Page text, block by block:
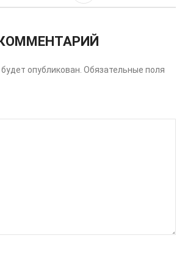
опубликован. Обязательные поля